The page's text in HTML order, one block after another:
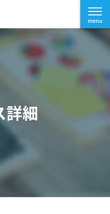
詳細